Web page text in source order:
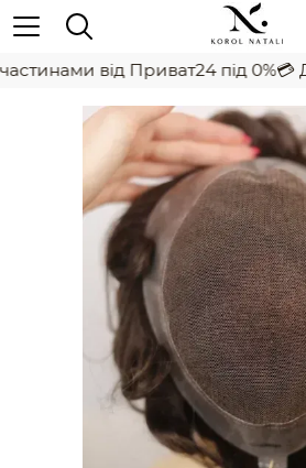
від Приват24 під 0%💳